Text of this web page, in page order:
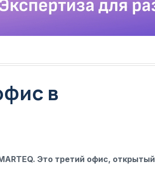
в
Это третий офис, открытый